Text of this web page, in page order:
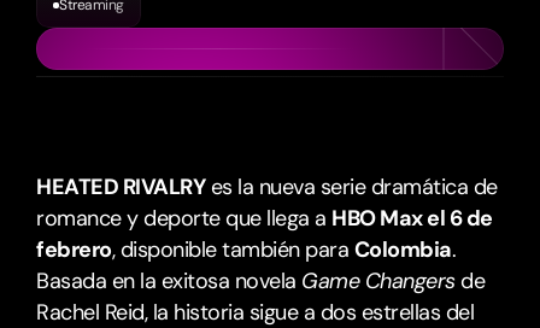
Streaming
HEATED RIVALRY es la nueva serie dramática de
romance y deporte que llega a HBO Max el 6 de
febrero, disponible también para Colombia.
Basada en la exitosa novela Game Changers de
Rachel Reid, la historia sigue a dos estrellas del